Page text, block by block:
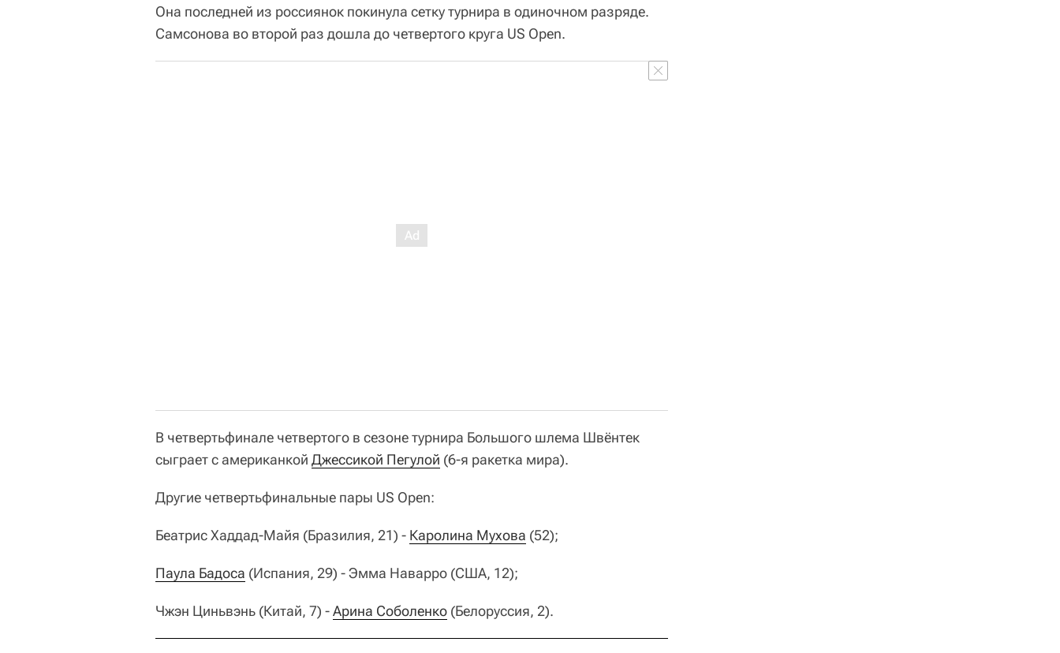
Она последней из россиянок покинула сетку турнира в одиночном разряде.
Самсонова во второй раз дошла до четвертого круга US Open.
В четвертьфинале четвертого в сезоне турнира Большого шлема Швёнтек
сыграет с американкой Джессикой Пегулой (6-я ракетка мира).
Другие четвертьфинальные пары US Open:
Беатрис Хаддад-Майя (Бразилия, 21) - Каролина Мухова (52);
Паула Бадоса (Испания, 29) - Эмма Наварро (США, 12);
Чжэн Циньвэнь (Китай, 7) -Арина Соболенко (Белоруссия, 2).